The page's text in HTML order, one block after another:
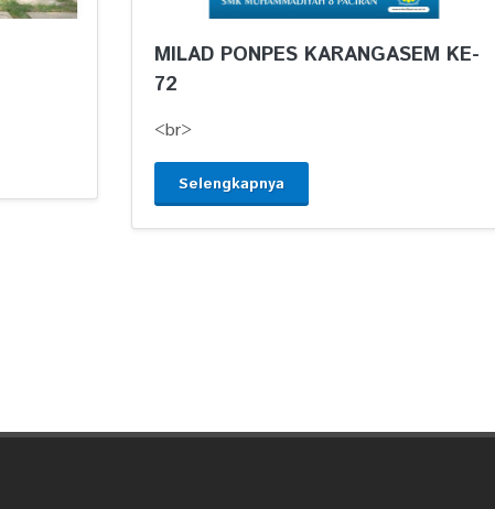
MILAD PONPES KARANGASEM KE-
72
<br>
Selengkapnya